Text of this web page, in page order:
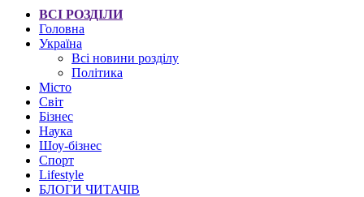
ВСІ РОЗДІЛИ
Головна
Україна
Всі новини розділу
Політика
Місто
Світ
Бізнес
Наука
Шоу-бізнес
Спорт
Lifestyle
БЛОГИ ЧИТАЧІВ